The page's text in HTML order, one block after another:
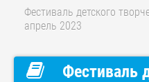
Фестиваль детского
апрель 2023
Фестиваль